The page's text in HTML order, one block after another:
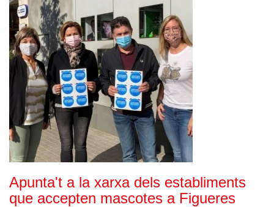
Apunta't a la xarxa dels establiments
que accepten mascotes a Figueres